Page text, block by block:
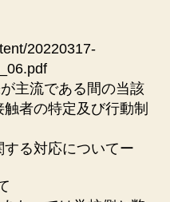
20220317-
主流である間の当該
者の特定及び⾏動制
る対応についてー